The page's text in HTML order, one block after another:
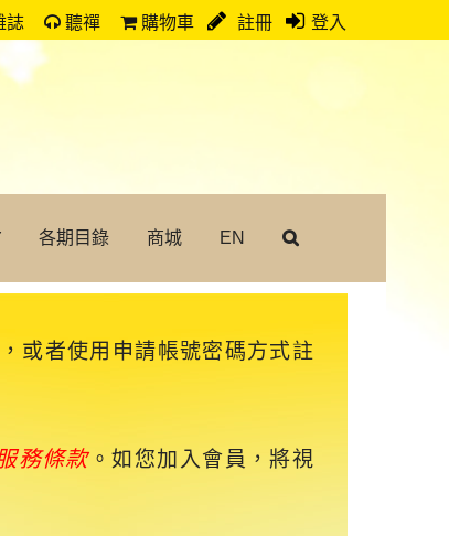
誌 聽禪 購物車 註冊 登入
各期目錄 商城 EN
或者使用申請帳號密碼方式註
務條款。如您加入會員，將視